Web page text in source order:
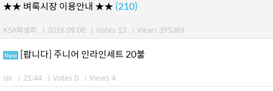
★★ 벼룩시장 이용안내 ★★ (210)
KSA학생회 | 2016.09.08 | Votes 13 | Views 395389
New [팝니다] 주니어 인라인세트 20불
six | 21:44 | Votes 0 | Views 4